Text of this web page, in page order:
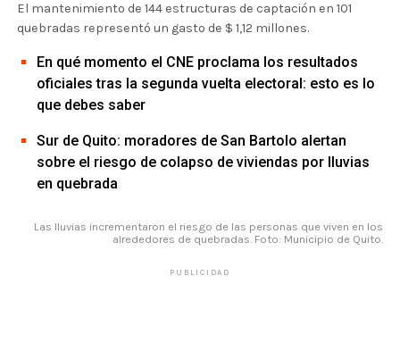
El mantenimiento de 144 estructuras de captación en 101
quebradas representó un gasto de $ 1,12 millones.
En qué momento el CNE proclama los resultados
oficiales tras la segunda vuelta electoral: esto es lo
que debes saber
Sur de Quito: moradores de San Bartolo alertan
sobre el riesgo de colapso de viviendas por lluvias
en quebrada
Las lluvias incrementaron el riesgo de las personas que viven en los
alrededores de quebradas. Foto: Municipio de Quito.
PUBLICIDAD